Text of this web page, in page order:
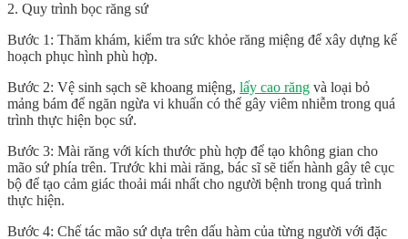
2. Quy trình bọc răng sứ
Bước 1: Thăm khám, kiểm tra sức khỏe răng miệng để xây dựng kế
hoạch phục hình phù hợp.
Bước 2: Vệ sinh sạch sẽ khoang miệng, lấy cao răng và loại bỏ
mảng bám để ngăn ngừa vi khuẩn có thể gây viêm nhiễm trong quá
trình thực hiện bọc sứ.
Bước 3: Mài răng với kích thước phù hợp để tạo không gian cho
mão sứ phía trên. Trước khi mài răng, bác sĩ sẽ tiến hành gây tê cục
bộ để tạo cảm giác thoải mái nhất cho người bệnh trong quá trình
thực hiện.
Bước 4: Chế tác mão sứ dựa trên dấu hàm của từng người với đặc